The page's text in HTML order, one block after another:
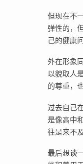
但现在不
弹性的，
己的健康
外在形象
以貌取人
的尊重，
过去自己
是像高中
往是来不
最后想谈